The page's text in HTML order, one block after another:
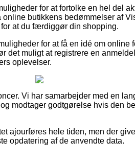
for at fortolke en hel del
butikkens bedømmelser af
at du færdiggør din shopping.
for at få en idé om online
det muligt at registrere en
oplevelser.
Vi har samarbejder med en
modtager godtgørelse hvis den
ajourføres hele tiden, men der
opdatering af de anvendte data.